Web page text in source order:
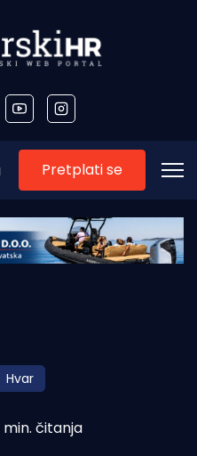
Pretplati se
Hvar
min. čitanja